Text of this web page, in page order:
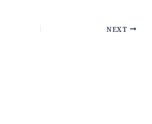
NEXT